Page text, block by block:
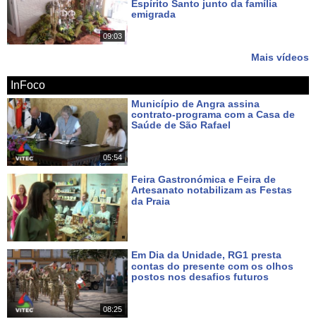
09:03
Espírito Santo junto da família
emigrada
Mais vídeos
InFoco
05:54
Município de Angra assina
contrato-programa com a Casa de
Saúde de São Rafael
Feira Gastronómica e Feira de
Artesanato notabilizam as Festas
da Praia
08:25
Em Dia da Unidade, RG1 presta
contas do presente com os olhos
postos nos desafios futuros